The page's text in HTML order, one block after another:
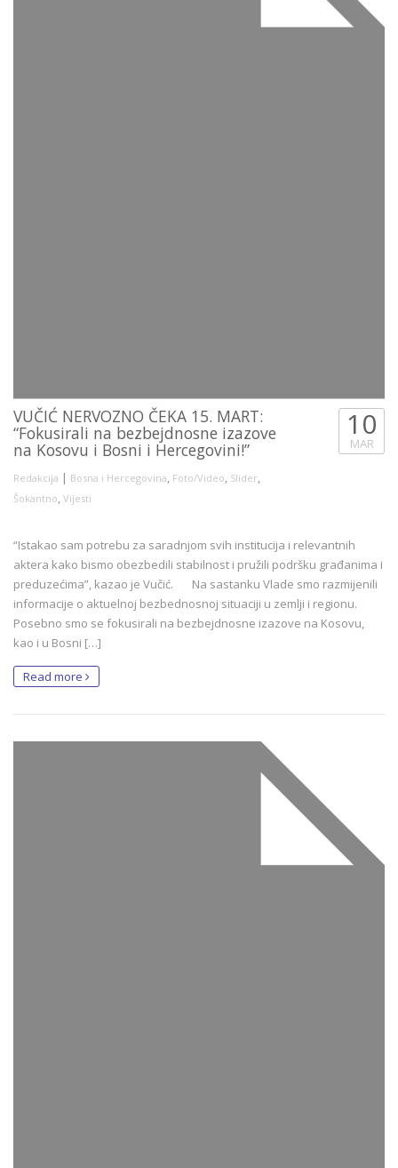
VUČIĆ NERVOZNO ČEKA 15. MART:
“Fokusirali na bezbejdnosne izazove
na Kosovu i Bosni i Hercegovini!”
Redakcija | Bosna i Hercegovina, Foto/Video, Slider,
Šokantno, Vijesti
10
MAR
“Istakao sam potrebu za saradnjom svih institucija i relevantnih
aktera kako bismo obezbedili stabilnost i pružili podršku građanima i
preduzećima”, kazao je Vučić. Na sastanku Vlade smo razmijenili
informacije o aktuelnoj bezbednosnoj situaciji u zemlji i regionu.
Posebno smo se fokusirali na bezbejdnosne izazove na Kosovu,
kao i u Bosni […]
Read more